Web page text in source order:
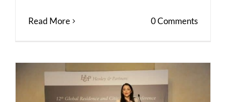
Read More 0 Comments